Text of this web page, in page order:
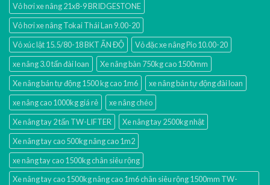
Vỏ hơi xe nâng 21x8-9 BRIDGESTONE
Vỏ hơi xe nâng Tokai Thái Lan 9.00-20
Vỏ xúc lật 15.5/80-18 BKT ẤN ĐỘ
Vỏ đặc xe nâng Pio 10.00-20
xe nâng 3.0 tấn đài loan
Xe nâng bàn 750kg cao 1500mm
Xe nâng bán tự động 1500 kg cao 1m6
xe nâng bán tự động đài loan
xe nâng cao 1000kg giá rẻ
xe nâng chéo
Xe nâng tay 2 tấn TW-LIFTER
Xe nâng tay 2500kg nhật
Xe nâng tay cao 500kg nâng cao 1m2
xe nâng tay cao 1500kg chân siêu rộng
Xe nâng tay cao 1500kg nâng cao 1m6 chân siêu rộng 1500mm TW-